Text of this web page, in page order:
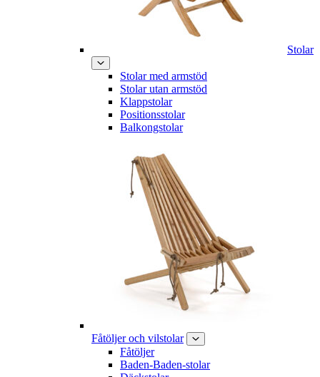
Stolar
Stolar med armstöd
Stolar utan armstöd
Klappstolar
Positionsstolar
Balkongstolar
Fåtöljer och vilstolar
Fåtöljer
Baden-Baden-stolar